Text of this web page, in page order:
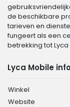
de beschikbare
tarieven en
fungeert als een
betrekking tot
Lyca Mobile
Winkel
Website